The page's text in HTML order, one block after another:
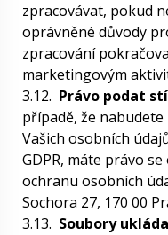
zpracovávat, pokud
oprávněné důvody
zpracování
marketingovým
3.12. Právo podat
případě, že
Vašich osobních
GDPR, máte právo
ochranu osobních
Sochora 27, 170 00
3.13. Soubory